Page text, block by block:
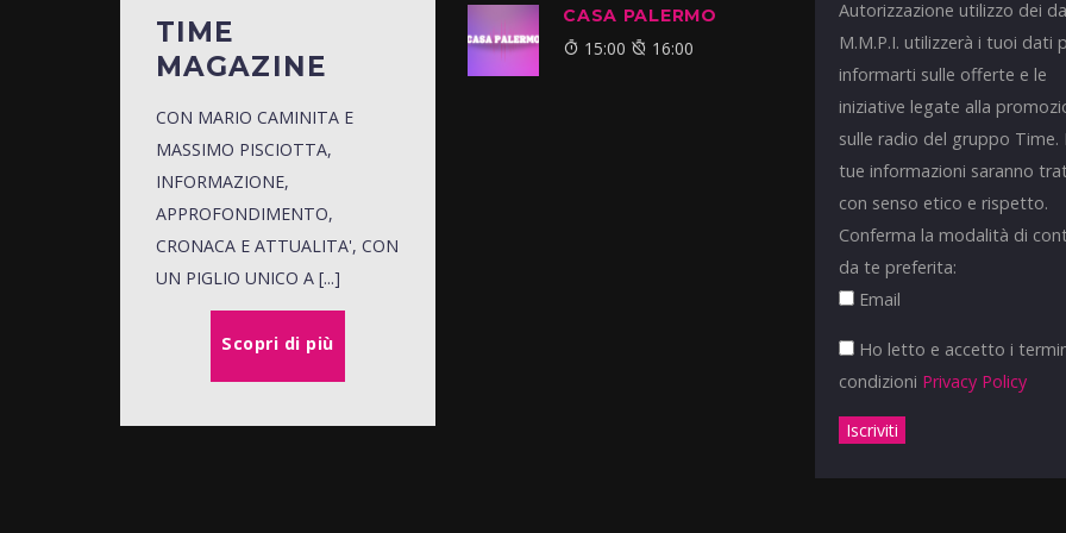
TIME
MAGAZINE
CON MARIO CAMINITA E
MASSIMO PISCIOTTA,
INFORMAZIONE,
APPROFONDIMENTO,
CRONACA E ATTUALITA', CON
UN PIGLIO UNICO A [...]
Scopri di più
CASA PALERMO
15:00 16:00
Autorizzazione utilizzo dei
M.M.P.I. utilizzerà i tuoi dati
informarti sulle offerte e le
iniziative legate alla
sulle radio del gruppo Time.
tue informazioni saranno
con senso etico e rispetto.
Conferma la modalità di
da te preferita:
Email
Ho letto e accetto i
condizioni Privacy Policy